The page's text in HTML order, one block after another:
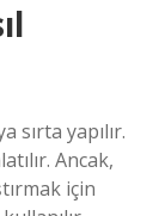
sırta yapılır.
Ancak,
için